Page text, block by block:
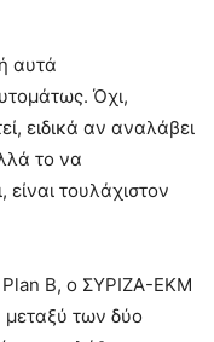
αυτά
Όχι,
ειδικά αν αναλάβει
το να
είναι τουλάχιστον
B, o ΣΥΡΙΖΑ-ΕΚΜ
μεταξύ των δύο